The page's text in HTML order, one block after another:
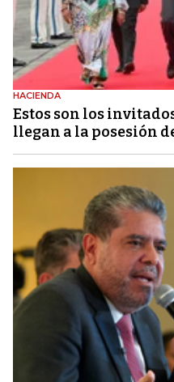
HACIENDA
Estos son los
llegan a la posesión